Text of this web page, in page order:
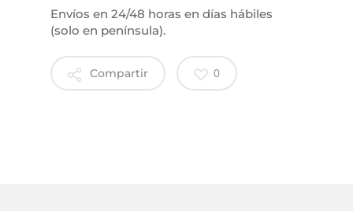
Envíos en 24/48 horas en días hábiles
(solo en península).
Compartir 0